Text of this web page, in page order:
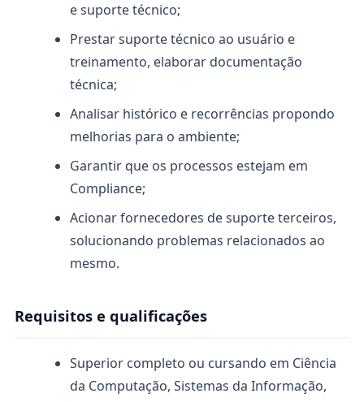
e suporte técnico;
Prestar suporte técnico ao usuário e
treinamento, elaborar documentação
técnica;
Analisar histórico e recorrências propondo
melhorias para o ambiente;
Garantir que os processos estejam em
Compliance;
Acionar fornecedores de suporte terceiros,
solucionando problemas relacionados ao
mesmo.
Requisitos e qualificações
Superior completo ou cursando em Ciência
da Computação, Sistemas da Informação,